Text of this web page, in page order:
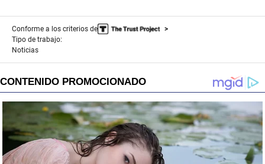
Conforme a los criterios de
Tipo de trabajo:
Noticias